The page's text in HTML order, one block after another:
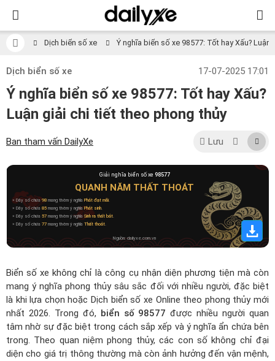
Dịch biển số xe Ý nghĩa biển số xe 98577: Tốt hay Xấu?
Dịch biển số xe 17-07-2025 17:01
Ý nghĩa biển số xe 98577: Tốt hay Xấu?
Luận giải chi tiết theo phong thủy
Ban tham vấn DailyXe Lưu
Giải nghĩa biển số xe 98577
QUANH NĂM THẤT THOÁT
» Dãy số chứa98 mang thêm ý nghĩa Phát đạt mãi.
» Dãy số chứa 85 mang thêm ý nghĩaPhát sinh.
» Dãy số chứa 57 mang thêm ý nghĩaSinh ra thất bát.
» Dãy số chứa 77 mang thêm ý nghĩa Thất thoát.
Nguồn: dailyxe.com.vn
Biển số xe không chỉ là công cụ nhận diện phương tiện mà còn
mang ý nghĩa phong thủy sâu sắc đối với nhiều người, đặc biệt
là khi lựa chọn hoặcDịch biển số xe Online theo phong thủy mới
nhất 2026. Trong đó, biển số 98577 được nhiều người quan
tâm nhờ sự đặc biệt trong cách sắp xếp và ý nghĩa ẩn chứa bên
trong. Theo quan niệm phong thủy, các con số không chỉ đại
diện cho giá trị thông thường mà còn ảnh hưởng đến vận mệnh,